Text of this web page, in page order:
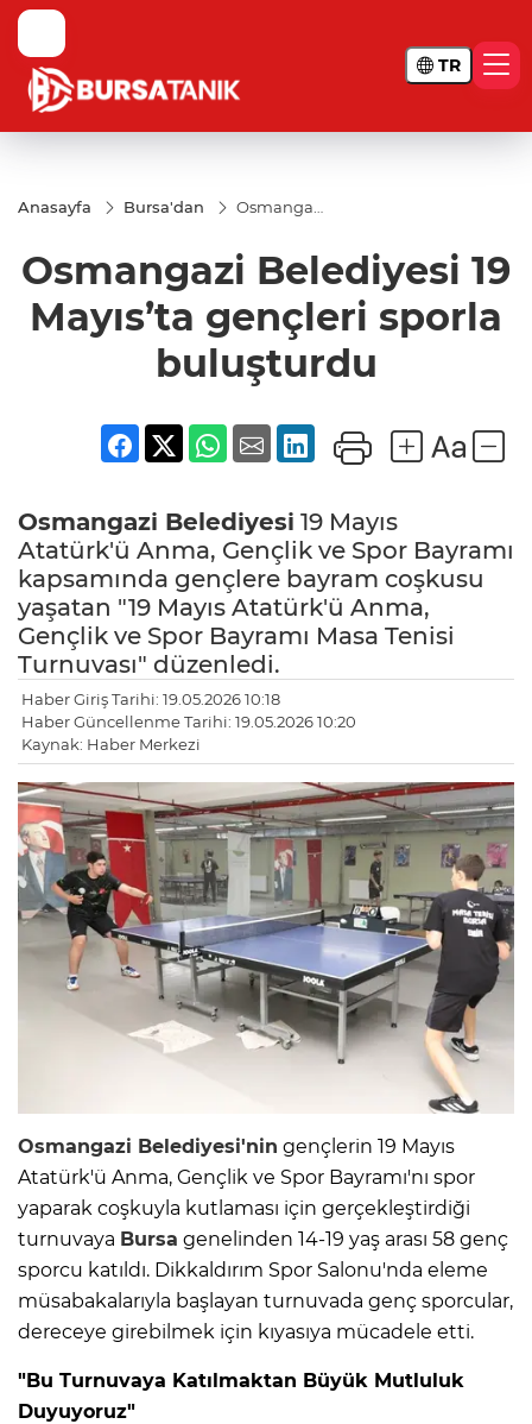
TR
Anasayfa Bursa'dan
Osmangazi
gençleri
sporla
buluşturdu
Osmangazi Belediyesi 19
Mayıs’ta gençleri sporla
buluşturdu
Osmangazi Belediyesi 19 Mayıs
Atatürk'ü Anma, Gençlik ve Spor Bayramı
kapsamında gençlere bayram coşkusu
yaşatan "19 Mayıs Atatürk'ü Anma,
Gençlik ve Spor Bayramı Masa Tenisi
Turnuvası" düzenledi.
Haber Giriş Tarihi: 19.05.2026 10:18
Haber Güncellenme Tarihi: 19.05.2026 10:20
Kaynak: Haber Merkezi
Osmangazi Belediyesi'nin gençlerin 19 Mayıs
Atatürk'ü Anma, Gençlik ve Spor Bayramı'nı spor
yaparak coşkuyla kutlaması için gerçekleştirdiği
turnuvaya Bursa genelinden 14-19 yaş arası 58 genç
sporcu katıldı. Dikkaldırım Spor Salonu'nda eleme
müsabakalarıyla başlayan turnuvada genç sporcular,
dereceye girebilmek için kıyasıya mücadele etti.
"Bu Turnuvaya Katılmaktan Büyük Mutluluk
Duyuyoruz"